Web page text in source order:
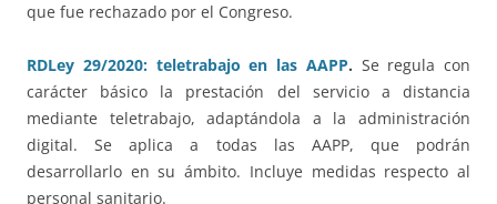
que fue rechazado por el Congreso.
RDLey 29/2020: teletrabajo en las AAPP. Se regula con
carácter básico la prestación del servicio a distancia
mediante teletrabajo, adaptándola a la administración
digital. Se aplica a todas las AAPP, que podrán
desarrollarlo en su ámbito. Incluye medidas respecto al
personal sanitario.